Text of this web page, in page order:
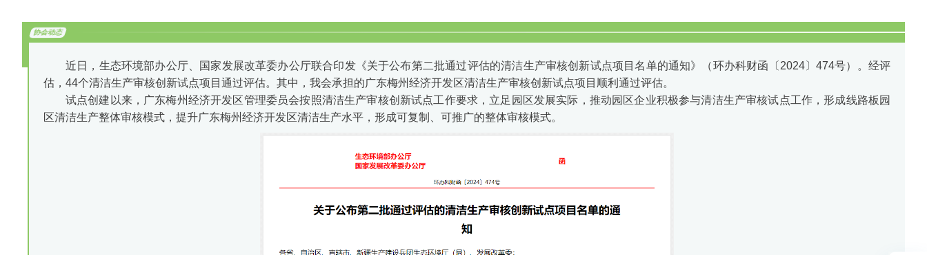
协会动态
近日，生态环境部办公厅、国家发展改革委办公厅联合印发《关于公布第二批通过评估的清洁生产审核创新试点项目名单的通知》（环办科财函〔2024〕474号）。经评
估，44个清洁生产审核创新试点项目通过评估。其中，我会承担的广东梅州经济开发区清洁生产审核创新试点项目顺利通过评估。
试点创建以来，广东梅州经济开发区管理委员会按照清洁生产审核创新试点工作要求，立足园区发展实际，推动园区企业积极参与清洁生产审核试点工作，形成线路板园
区清洁生产整体审核模式，提升广东梅州经济开发区清洁生产水平，形成可复制、可推广的整体审核模式。